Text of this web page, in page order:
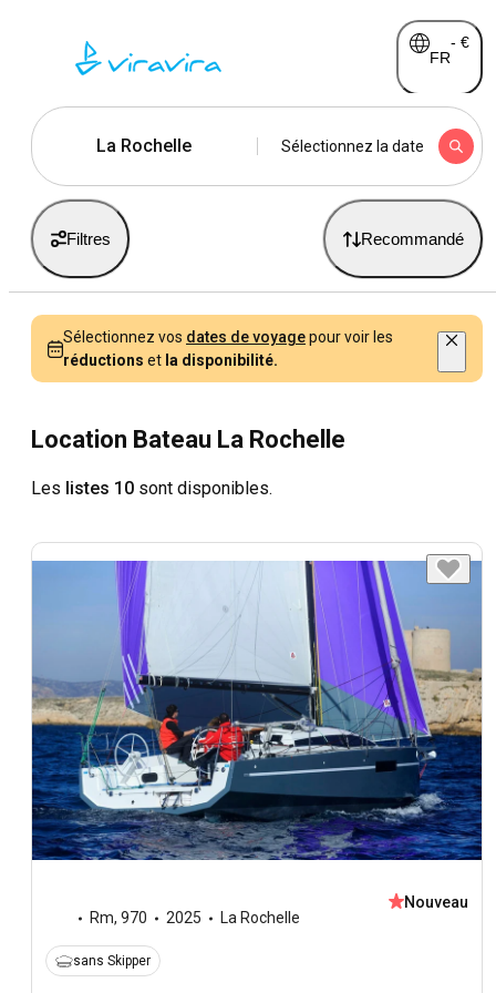
FR
- €
La Rochelle Sélectionnez la date
Filtres Recommandé
Sélectionnez vos dates de voyagepour voir les
réductions et la disponibilité.
Location Bateau La Rochelle
Les listes 10 sont disponibles.
Rm, 970 2025 La Rochelle
Nouveau
sans Skipper